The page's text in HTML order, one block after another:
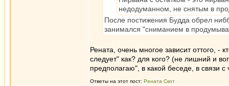
недодуманном, не снятым в
После постижения Будда обрел
занимался "сниманием в
Рената, очень многое зависит оттого, -
следует" как? для кого? (не лишний и
предполагаю", в какой беседе, в связи с
Ответы на этот пост: Рената Скот